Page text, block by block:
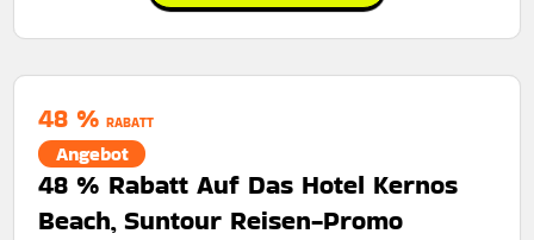
48 % RABATT
Angebot
48 % Rabatt Auf Das Hotel Kernos
Beach, Suntour Reisen-Promo